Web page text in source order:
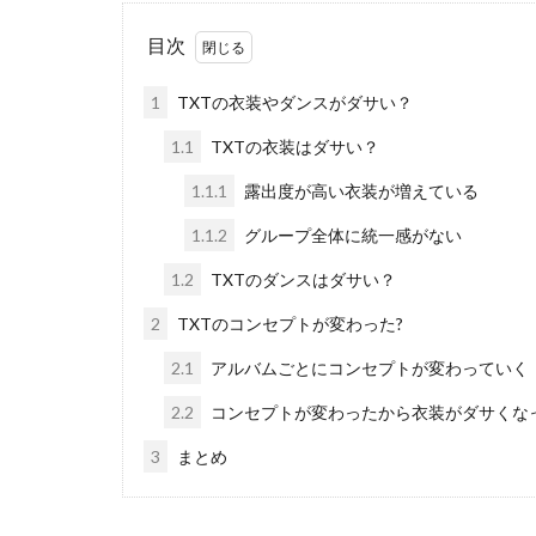
目次
1 TXTの衣装やダンスがダサい？
1.1 TXTの衣装はダサい？
1.1.1 露出度が高い衣装が増えている
1.1.2 グループ全体に統一感がない
1.2 TXTのダンスはダサい？
2 TXTのコンセプトが変わった?
2.1 アルバムごとにコンセプトが変わっていく
2.2 コンセプトが変わったから衣装がダサくな
3 まとめ